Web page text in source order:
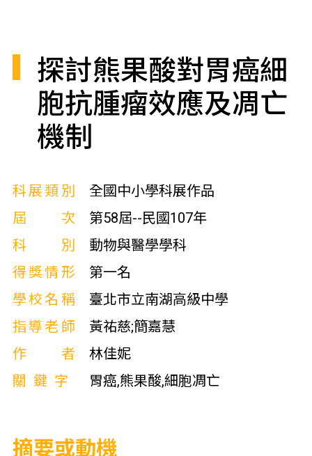
探討熊果酸對胃癌細
胞抗腫瘤效應及凋亡
機制
科展類別
全國中小學科展作品
屆次
第58屆--民國107年
科別
動物與醫學學科
得獎情形
第一名
學校名稱
臺北市立南湖高級中學
指導老師
黃祐慈;簡嘉慧
作者
林佳妮
關鍵字
胃癌,熊果酸,細胞凋亡
摘要或動機